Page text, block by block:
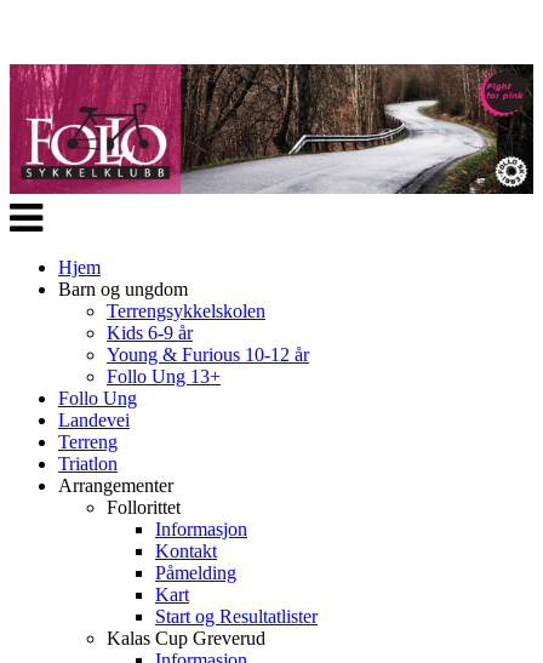
Veksle
navigasjon
Hjem
Barn og ungdom
Terrengsykkelskolen
Kids 6-9 år
Young & Furious 10-12 år
Follo Ung 13+
Follo Ung
Landevei
Terreng
Triatlon
Arrangementer
Follorittet
Informasjon
Kontakt
Påmelding
Kart
Start og Resultatlister
Kalas Cup Greverud